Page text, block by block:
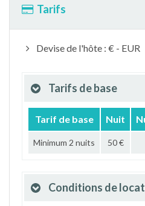
Tarifs
Devise de l'hôte : € - EUR
Tarifs de base
Tarif de base Nuit
Minimum 2 nuits 50 €
Conditions de